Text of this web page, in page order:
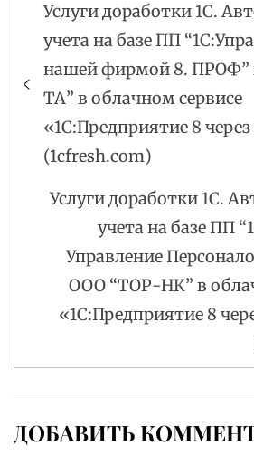
Навигация
по
записям
Услуги доработки 1С.
учета на базе ПП
нашей фирмой 8. ПРОФ”
ТА” в облачном сервисе
«1С:Предприятие 8
(1cfresh.com)
Услуги доработки 1С.
учета на базе ПП
Управление
ООО “ТОР-НК” в
«1С:Предприятие 8
ДОБАВИТЬ